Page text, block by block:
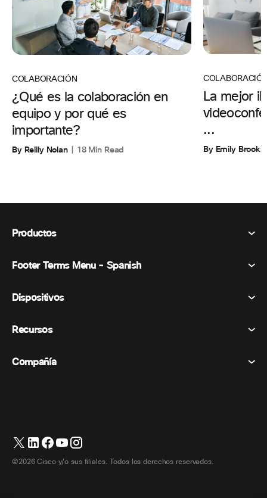
COLABORACIÓN
¿Qué es la colaboración en
equipo y por qué es
importante?
By Reilly Nolan 18 Min Read
La mejor
...
By Emily Brooks
Productos
Webex Suite
Mensajería
Eventos
Pizarra blanca
Footer Terms Menu - Spanish
Términos y condiciones
Marcas comerciales
English (Inglés)
Dispositivos
Dispositivos de la habitación
Auriculares
Accesorios de habitación
Recursos
Precios
Compañía
Contactar con el servicio de asistencia
Contactar con Ventas
©2026 Cisco y/o sus filiales. Todos los derechos reservados.